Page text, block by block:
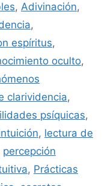
, Adivinación,
,
espíritus,
oculto,
clarividencia,
psíquicas,
, lectura de
percepción
, Prácticas